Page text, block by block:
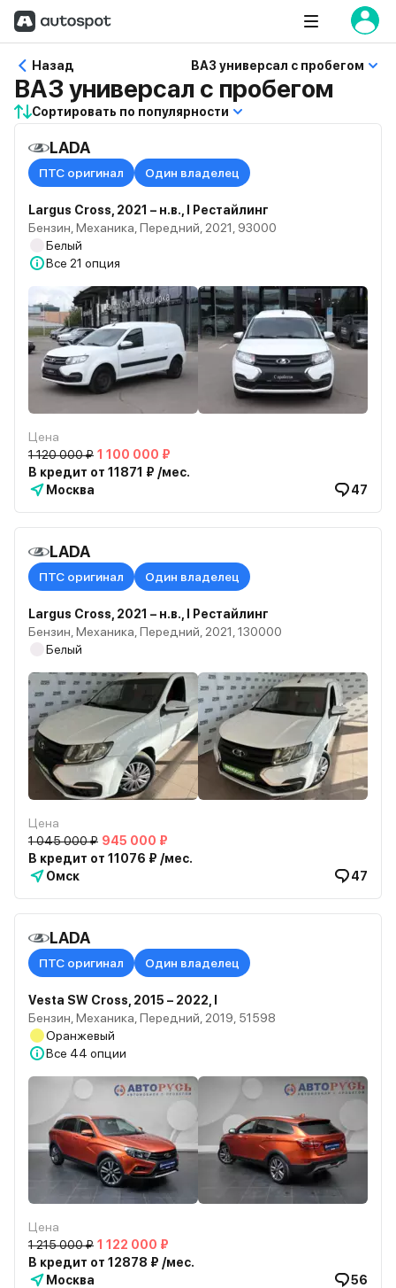
Назад ВАЗ универсал с пробегом
ВАЗ универсал с пробегом
Сортировать по популярности
LADA
ПТС оригинал Один владелец
Largus Cross, 2021 – н.в., I Рестайлинг
Бензин, Механика, Передний, 2021, 93000
Белый
Все 21 опция
Цена
1 120 000 ₽ 1 100 000 ₽
В кредит от 11871 ₽ /мес.
Москва
47
LADA
ПТС оригинал Один владелец
Largus Cross, 2021 – н.в., I Рестайлинг
Бензин, Механика, Передний, 2021, 130000
Белый
Цена
1 045 000 ₽ 945 000 ₽
В кредит от 11076 ₽ /мес.
Омск
47
LADA
ПТС оригинал Один владелец
Vesta SW Cross, 2015 – 2022, I
Бензин, Механика, Передний, 2019, 51598
Оранжевый
Все 44 опции
Цена
1 215 000 ₽ 1 122 000 ₽
В кредит от 12878 ₽ /мес.
Москва
56